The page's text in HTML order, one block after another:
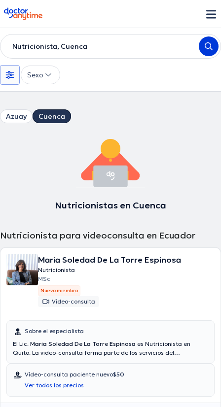
doctoranytime
Nutricionista, Cuenca
Sexo
Azuay Cuenca
Nutricionistas en Cuenca
Nutricionista para videoconsulta en Ecuador
Maria Soledad De La Torre Espinosa
Nutricionista
MSc
Nuevo miembro
Vídeo-consulta
Sobre el especialista
El Lic. Maria Soledad De La Torre Espinosa es Nutricionista en
Quito. La video-consulta forma parte de los servicios del
reembolso con cualquier aseguradora son aceptadas. El precio de
la consulta con el Lic. Maria Soledad De La Torre Espinosa es de
$50. Algunos de los servicios ofrecidos en su consultorio son:
Nutrición clínica, Colesterol, Desórdenes alimenticios.
Vídeo-consulta paciente nuevo$50
Ver todos los precios